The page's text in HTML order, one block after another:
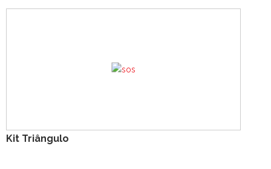
Kit Triângulo